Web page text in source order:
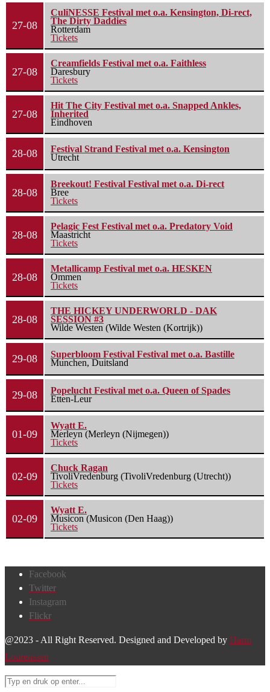
27-08
CuliNESSE Festival met o.a. Kensington, Di-rect,
The Dirty Daddies
Rotterdam
Tickets
27-08
Creamfields Festival met o.a. Faithless
Daresbury
Tickets
27-08
Hit The City Festival met o.a. Snapped Ankles,
Inherited
Eindhoven
28-08
Festival Strand Festival met o.a. Kensington
Utrecht
28-08
Breekout! Festival Festival met o.a. Di-rect
Bree
Tickets
28-08
Pelagic Fest Festival met o.a. Predatory Void
Maastricht
Tickets
28-08
Metallicamp Festival met o.a. HESKEN
Ommen
Tickets
28-08
THE HICKEY UNDERWORLD - DAK
SESSION #3
Wilde Westen (Wilde Westen (Kortrijk))
29-08
Superbloom Festival Festival met o.a. Bastille
Munchen, Duitsland
29-08
Popelucht Festival met o.a. Queen of Spades
Etten-Leur
01-09
Wyatt E.
Merleyn (Merleyn (Nijmegen))
Tickets
02-09
Chuck Ragan
TivoliVredenburg (TivoliVredenburg (Utrecht))
Tickets
02-09
Wyatt E.
Musicon (Musicon (Den Haag))
Tickets
Facebook
Twitter
Instagram
Flickr
@2023 - All Right Reserved. Designed and Developed by Harm
Lourenssen